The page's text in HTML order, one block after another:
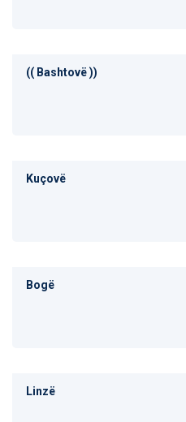
(( Bashtovë ))
Kuçovë
Bogë
Linzë